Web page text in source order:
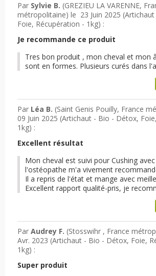
Par Sylvie B. (GREZIEU LA VARENNE,
métropolitaine) le 23 Juin 2025 (
Foie, Récupération - 1kg) :
Je recommande ce produit
Tres bon produit , mon cheval et mon
sont en formes. Plusieurs curés dans
Par Léa B. (Saint Genis Pouilly, France
09 Juin 2025 (Artichaut - Bio - Détox,
1kg) :
Excellent résultat
Mon cheval est suivi pour Cushing
l'ostéopathe m'a vivement
Il a repris de l'état et mange avec
Excellent rapport qualité-pris, je
Par Audrey F. (Stosswihr , France
Avr. 2023 (Artichaut - Bio - Détox, Foie,
1kg) :
Super produit